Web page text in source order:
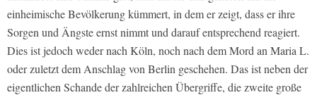
einheimische Bevölkerung kümmert, in dem er zeigt, dass er ihre
Sorgen und Ängste ernst nimmt und darauf entsprechend reagiert.
Dies ist jedoch weder nach Köln, noch nach dem Mord an Maria L.
oder zuletzt dem Anschlag von Berlin geschehen. Das ist neben der
eigentlichen Schande der zahlreichen Übergriffe, die zweite große